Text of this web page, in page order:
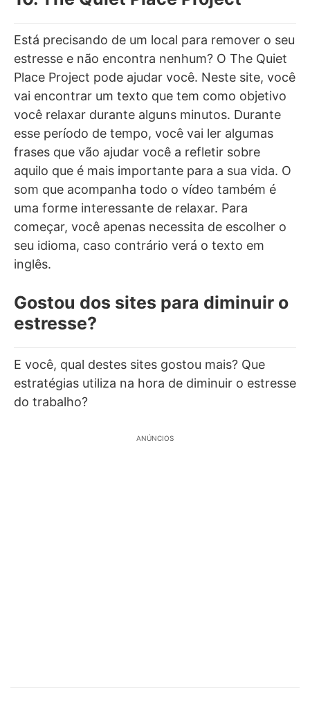
Está precisando de um local para remover o seu
estresse e não encontra nenhum? O The Quiet
Place Project pode ajudar você. Neste site, você
vai encontrar um texto que tem como objetivo
você relaxar durante alguns minutos. Durante
esse período de tempo, você vai ler algumas
frases que vão ajudar você a refletir sobre
aquilo que é mais importante para a sua vida. O
som que acompanha todo o vídeo também é
uma forme interessante de relaxar. Para
começar, você apenas necessita de escolher o
seu idioma, caso contrário verá o texto em
inglês.
Gostou dos sites para diminuir o
estresse?
E você, qual destes sites gostou mais? Que
estratégias utiliza na hora de diminuir o estresse
do trabalho?
ANÚNCIOS